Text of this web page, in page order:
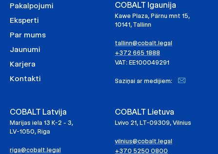
Pakalpojumi
Eksperti
Par mums
Jaunumi
Karjera
Kontakti
COBALT Igaunija
Kawe Plaza, Pärnu mnt 15,
10141, Tallinn
tallinn@cobalt.legal
+372 665 1888
VAT: EE100049291
Saziņai ar medijiem:
COBALT Latvija
Marijas iela 13 K-2 - 3,
LV-1050, Riga
riga@cobalt.legal
COBALT Lietuva
Lvivo 21, LT-09309, Vilnius
vilnius@cobalt.legal
+370 5250 0800